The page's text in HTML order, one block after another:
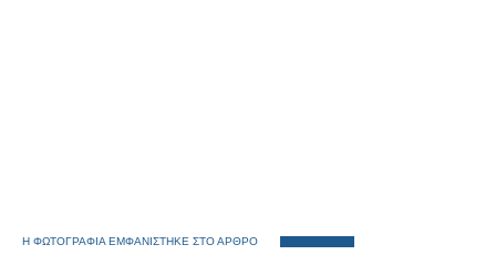
Η ΦΩΤΟΓΡΑΦΙΑ ΕΜΦΑΝΙΣΤΗΚΕ ΣΤΟ ΑΡΘΡΟ